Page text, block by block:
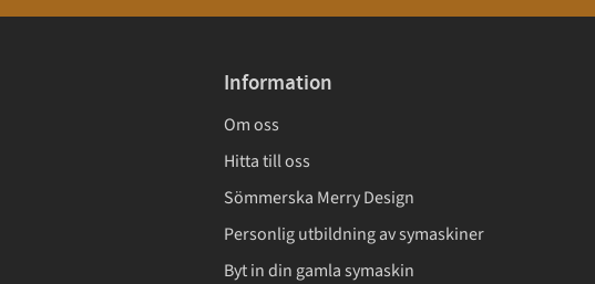
Information
Om oss
Hitta till oss
Sömmerska Merry Design
Personlig utbildning av symaskiner
Byt in din gamla symaskin